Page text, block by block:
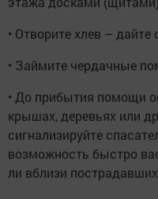
• Отворите хлев –
• Займите чердачные
• До прибытия помощи
крышах, деревьях или
сигнализируйте
возможность быстро
ли вблизи